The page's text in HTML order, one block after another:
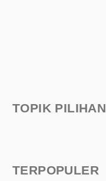
TOPIK PILIHAN
TERPOPULER